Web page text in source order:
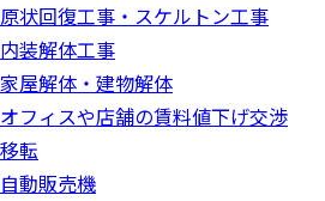
原状回復工事・スケルトン工事
内装解体工事
家屋解体・建物解体
オフィスや店舗の賃料値下げ交渉
移転
自動販売機